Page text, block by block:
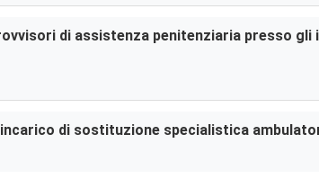
di assistenza penitenziaria presso
di sostituzione specialistica